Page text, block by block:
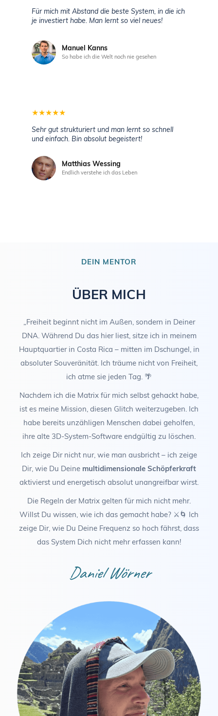
Für mich mit Abstand die beste System, in die ich
je investiert habe. Man lernt so viel neues!
Manuel Kanns
So habe ich die Welt noch nie gesehen
★★★★★
Sehr gut strukturiert und man lernt so schnell
und einfach. Bin absolut begeistert!
Matthias Wessing
Endlich verstehe ich das Leben
DEIN MENTOR
ÜBER MICH
„Freiheit beginnt nicht im Außen, sondern in Deiner
DNA. Während Du das hier liest, sitze ich in meinem
Hauptquartier in Costa Rica – mitten im Dschungel, in
absoluter Souveränität. Ich träume nicht von Freiheit,
ich atme sie jeden Tag. 🌴
Nachdem ich die Matrix für mich selbst gehackt habe,
ist es meine Mission, diesen Glitch weiterzugeben. Ich
habe bereits unzähligen Menschen dabei geholfen,
ihre alte 3D-System-Software endgültig zu löschen.
Ich zeige Dir nicht nur, wie man ausbricht – ich zeige
Dir, wie Du Deine multidimensionale Schöpferkraft
aktivierst und energetisch absolut unangreifbar wirst.
Die Regeln der Matrix gelten für mich nicht mehr.
Willst Du wissen, wie ich das gemacht habe? ⚔️🌀 Ich
zeige Dir, wie Du Deine Frequenz so hoch fährst, dass
das System Dich nicht mehr erfassen kann!
Daniel Wörner